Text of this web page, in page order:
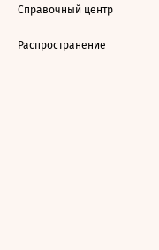
Справочный центр
Распространение